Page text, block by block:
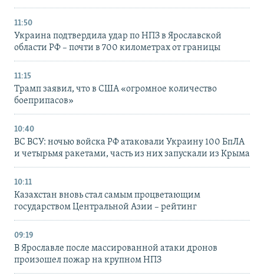
11:50
Украина подтвердила удар по НПЗ в Ярославской
области РФ – почти в 700 километрах от границы
11:15
Трамп заявил, что в США «огромное количество
боеприпасов»
10:40
ВС ВСУ: ночью войска РФ атаковали Украину 100 БпЛА
и четырьмя ракетами, часть из них запускали из Крыма
10:11
Казахстан вновь стал самым процветающим
государством Центральной Азии – рейтинг
09:19
В Ярославле после массированной атаки дронов
произошел пожар на крупном НПЗ